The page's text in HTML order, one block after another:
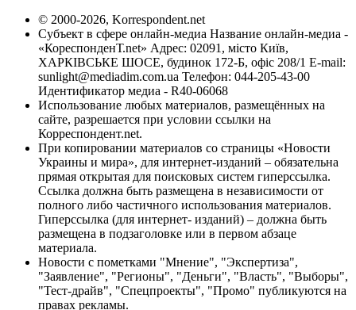
© 2000-2026, Korrespondent.net
Субъект в сфере онлайн-медиа Название онлайн-медиа -
«КореспонденТ.net» Адрес: 02091, місто Київ,
ХАРКІВСЬКЕ ШОСЕ, будинок 172-Б, офіс 208/1 E-mail:
sunlight@mediadim.com.ua Телефон: 044-205-43-00
Идентификатор медиа - R40-06068
Использование любых материалов, размещённых на
сайте, разрешается при условии ссылки на
Корреспондент.net.
При копировании материалов со страницы «Новости
Украины и мира», для интернет-изданий – обязательна
прямая открытая для поисковых систем гиперссылка.
Ссылка должна быть размещена в независимости от
полного либо частичного использования материалов.
Гиперссылка (для интернет- изданий) – должна быть
размещена в подзаголовке или в первом абзаце
материала.
Новости с пометками "Мнение", "Экспертиза",
"Заявление", "Регионы", "Деньги", "Власть", "Выборы",
"Тест-драйв", "Спецпроекты", "Промо" публикуются на
правах рекламы.